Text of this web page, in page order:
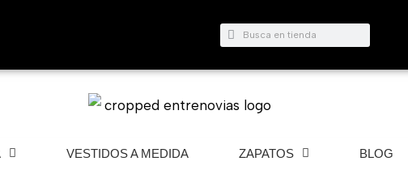
Buscar
Buscar
VESTIDOS A MEDIDA ZAPATOS BLOG